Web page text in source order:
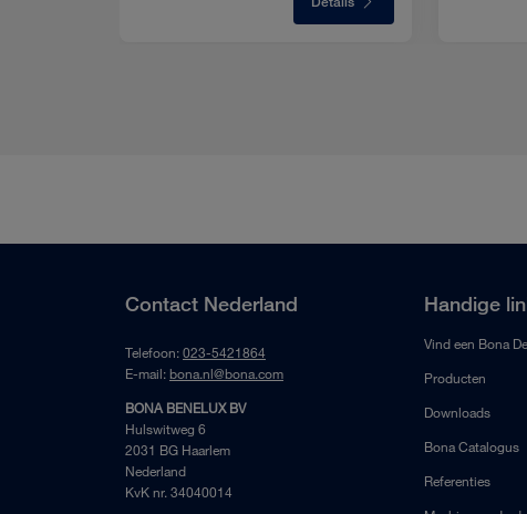
Contact Nederland
Telefoon:023-5421864
E-mail:bona.nl@bona.com
BONA BENELUX BV
Hulswitweg 6
2031 BG Haarlem
Nederland
KvK nr. 34040014
Handige
Vind een Bona
Producten
Downloads
Bona Catalogus
Referenties